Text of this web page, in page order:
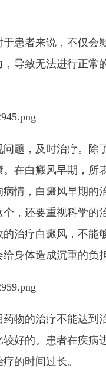
患者来说，不仅会
导致无法进行正常
题，及时治疗。除
在白癜风早期，所
情，白癜风早期的
，还要重视科学的
治疗白癜风，不能
身体造成沉重的负担
物的治疗不能达到
好的。患者在疾病
的时间过长。